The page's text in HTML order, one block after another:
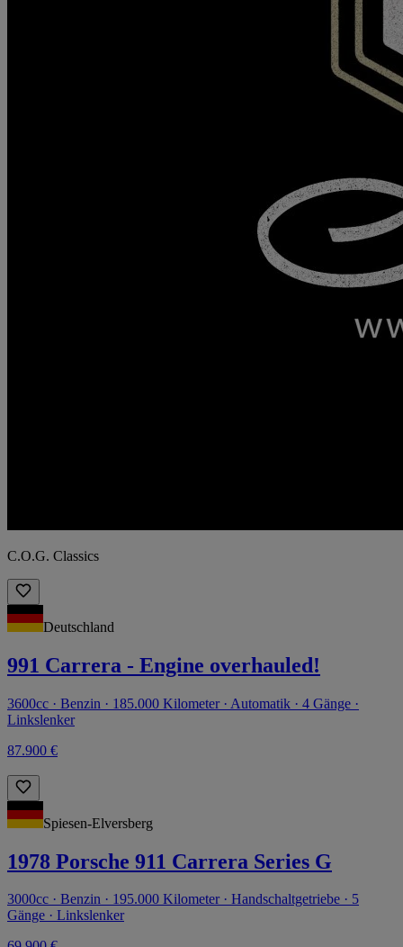
C.O.G. Classics
Deutschland
991 Carrera - Engine overhauled!
3600cc · Benzin · 185.000 Kilometer · Automatik · 4 Gänge ·
Linkslenker
87.900 €
Spiesen-Elversberg
1978 Porsche 911 Carrera Series G
3000cc · Benzin · 195.000 Kilometer · Handschaltgetriebe · 5
Gänge · Linkslenker